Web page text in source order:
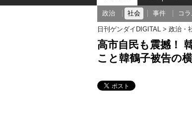
政治 社会 事件 コ
日刊ゲンダイDIGITAL 政治・
高市自民も震撼！
こと韓鶴子被告の